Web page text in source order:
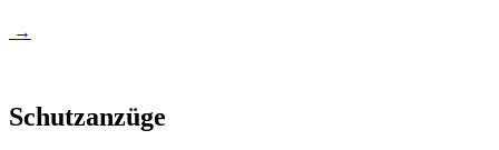
→
Schutzanzüge